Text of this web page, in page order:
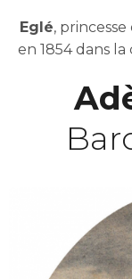
Eglé,
en 1854 dans